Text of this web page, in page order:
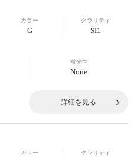
カラー
G
クラリティ
SI1
蛍光性
None
詳細を見る
カラー クラリティ